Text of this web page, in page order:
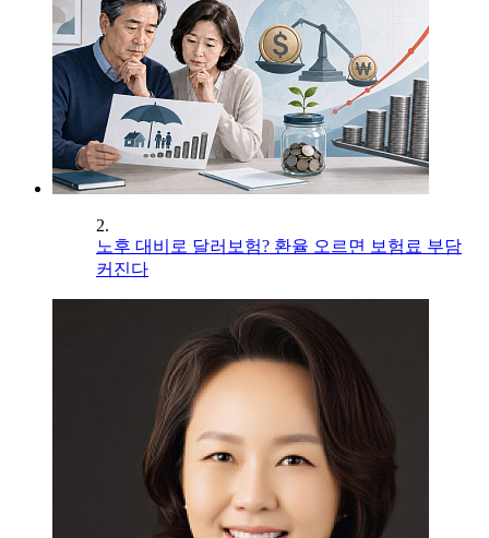
2.
노후 대비로 달러보험? 환율 오르면 보험료 부담
커진다